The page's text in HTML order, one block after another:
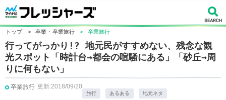
トップ > 卒業・卒業旅行 > 卒業旅行
行ってがっかり!? 地元民がすすめない、残念な観
光スポット「時計台→都会の喧騒にある」「砂丘→周
りに何もない」
卒業旅行 更新:2018/09/20
旅行 あるある 地元ネタ